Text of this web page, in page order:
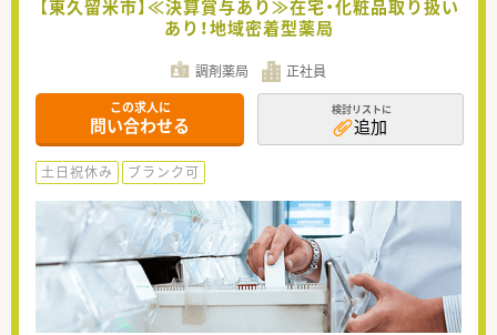
【東久留米市】≪決算賞与あり≫在宅・化粧品取り扱い
あり！地域密着型薬局
調剤薬局 正社員
この求人に
問い合わせる
検討リストに
追加
土日祝休み ブランク可